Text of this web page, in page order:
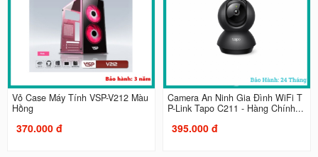
Vỏ Case Máy Tính VSP-V212 Màu
Hồng
370.000 đ
Camera An Ninh Gia Đình WiFi T
P-Link Tapo C211 - Hàng Chính...
395.000 đ